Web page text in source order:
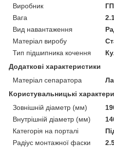
Виробник
Вага
Вид навантаження
Матеріал виробу
Тип підшипника кочення
Додаткові характеристики
Матеріал сепаратора
Користувальницькі
Зовнішній діаметр (мм)
Внутрішній діаметр (мм)
Категорія на порталі
Радіус монтажної фаски